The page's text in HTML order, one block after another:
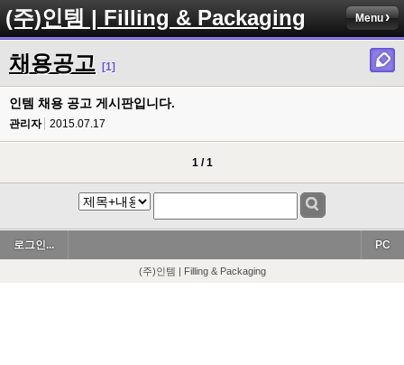
(주)인템 | Filling & Packaging Menu
채용공고 [1]
인템 채용 공고 게시판입니다.
관리자 2015.07.17
1 / 1
로그인... PC
(주)인템 | Filling & Packaging